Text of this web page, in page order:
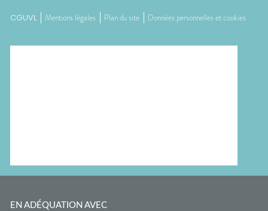
CGUVL Mentions légales Plan du site Données personnelles et cookies
EN ADÉQUATION AVEC